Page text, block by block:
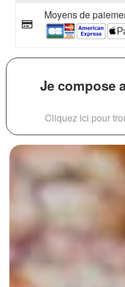
Moyens de
Je compose
Cliquez ici pour